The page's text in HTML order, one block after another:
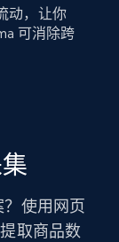
动，让你
可消除跨
？使用网页
取商品数